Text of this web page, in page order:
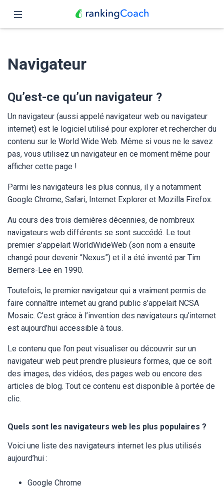
Fonctionnalités
Tarifs
Partenaires
Blog
Français
Navigateur
Qu’est-ce qu’un navigateur ?
Un navigateur (aussi appelé navigateur web ou navigateur
internet) est le logiciel utilisé pour explorer et rechercher du
contenu sur le World Wide Web. Même si vous ne le savez
pas, vous utilisez un navigateur en ce moment même pour
afficher cette page !
Parmi les navigateurs les plus connus, il y a notamment
Google Chrome, Safari, Internet Explorer et Mozilla Firefox.
Au cours des trois dernières décennies, de nombreux
navigateurs web différents se sont succédé. Le tout
premier s'appelait WorldWideWeb (son nom a ensuite
changé pour devenir “Nexus”) et il a été inventé par Tim
Berners-Lee en 1990.
Toutefois, le premier navigateur qui a vraiment permis de
faire connaître internet au grand public s’appelait NCSA
Mosaic. C’est grâce à l’invention des navigateurs qu’internet
est aujourd’hui accessible à tous.
Le contenu que l’on peut visualiser ou découvrir sur un
navigateur web peut prendre plusieurs formes, que ce soit
des images, des vidéos, des pages web ou encore des
articles de blog. Tout ce contenu est disponible à portée de
clic.
Quels sont les navigateurs web les plus populaires ?
Voici une liste des navigateurs internet les plus utilisés
aujourd’hui :
Google Chrome